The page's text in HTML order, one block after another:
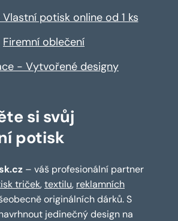
Vlastní potisk online od 1 ks
Firemní oblečení
- Vytvořené designy
si svůj
potisk
– váš profesionální partner
triček,textilu, reklamních
originálních dárků. S
jedinečný design na